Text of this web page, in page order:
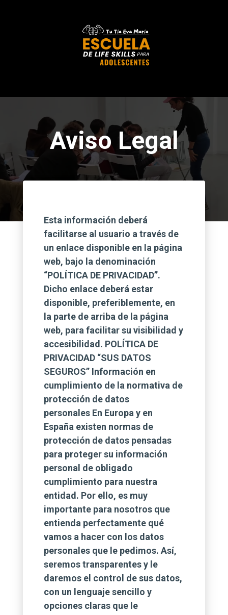
Aviso Legal
Esta información deberá
facilitarse al usuario a través de
un enlace disponible en la página
web, bajo la denominación
“POLÍTICA DE PRIVACIDAD”.
Dicho enlace deberá estar
disponible, preferiblemente, en
la parte de arriba de la página
web, para facilitar su visibilidad y
accesibilidad. POLÍTICA DE
PRIVACIDAD “SUS DATOS
SEGUROS” Información en
cumplimiento de la normativa de
protección de datos
personales En Europa y en
España existen normas de
protección de datos pensadas
para proteger su información
personal de obligado
cumplimiento para nuestra
entidad. Por ello, es muy
importante para nosotros que
entienda perfectamente qué
vamos a hacer con los datos
personales que le pedimos. Así,
seremos transparentes y le
daremos el control de sus datos,
con un lenguaje sencillo y
opciones claras que le